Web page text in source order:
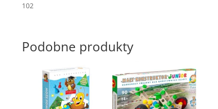
102
Podobne produkty